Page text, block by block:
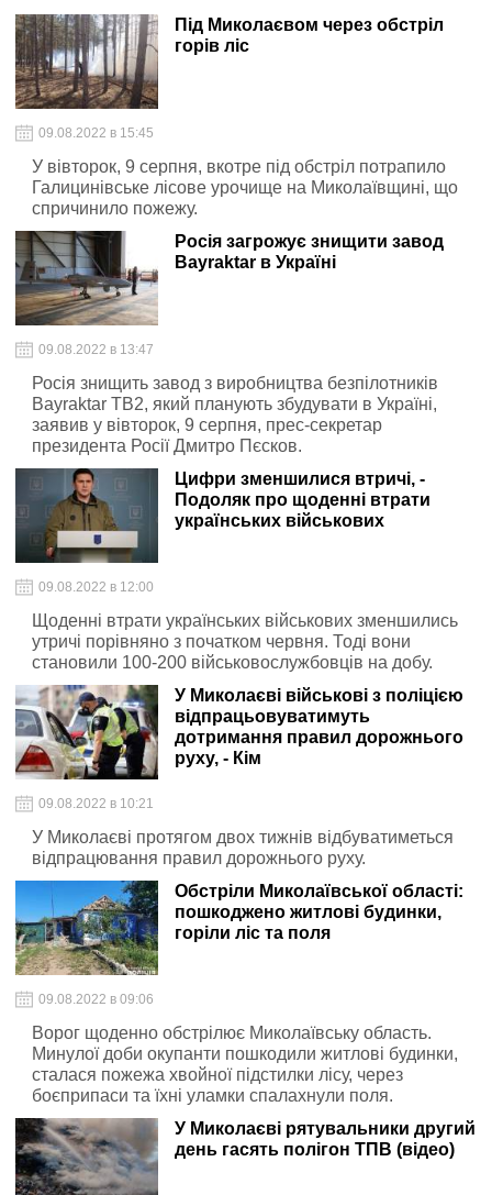
час тривалої комендантської години.
Під Миколаєвом через обстріл
горів ліс
09.08.2022 в 15:45
У вівторок, 9 серпня, вкотре під обстріл потрапило
Галицинівське лісове урочище на Миколаївщині, що
спричинило пожежу.
Росія загрожує знищити завод
Bayraktar в Україні
09.08.2022 в 13:47
Росія знищить завод з виробництва безпілотників
Bayraktar TB2, який планують збудувати в Україні,
заявив у вівторок, 9 серпня, прес-секретар
президента Росії Дмитро Пєсков.
Цифри зменшилися втричі, -
Подоляк про щоденні втрати
українських військових
09.08.2022 в 12:00
Щоденні втрати українських військових зменшились
утричі порівняно з початком червня. Тоді вони
становили 100-200 військовослужбовців на добу.
У Миколаєві військові з поліцією
відпрацьовуватимуть
дотримання правил дорожнього
руху, - Кім
09.08.2022 в 10:21
У Миколаєві протягом двох тижнів відбуватиметься
відпрацювання правил дорожнього руху.
Обстріли Миколаївської області:
пошкоджено житлові будинки,
горіли ліс та поля
09.08.2022 в 09:06
Ворог щоденно обстрілює Миколаївську область.
Минулої доби окупанти пошкодили житлові будинки,
сталася пожежа хвойної підстилки лісу, через
боєприпаси та їхні уламки спалахнули поля.
У Миколаєві рятувальники другий
день гасять полігон ТПВ (відео)